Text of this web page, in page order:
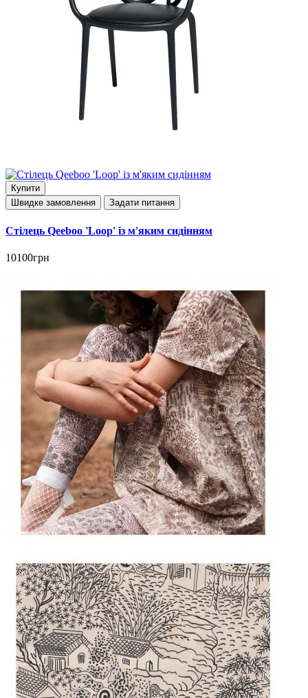
Купити
Швидке замовлення
Задати питання
Стілець Qeeboo 'Loop' із м'яким сидінням
10100грн